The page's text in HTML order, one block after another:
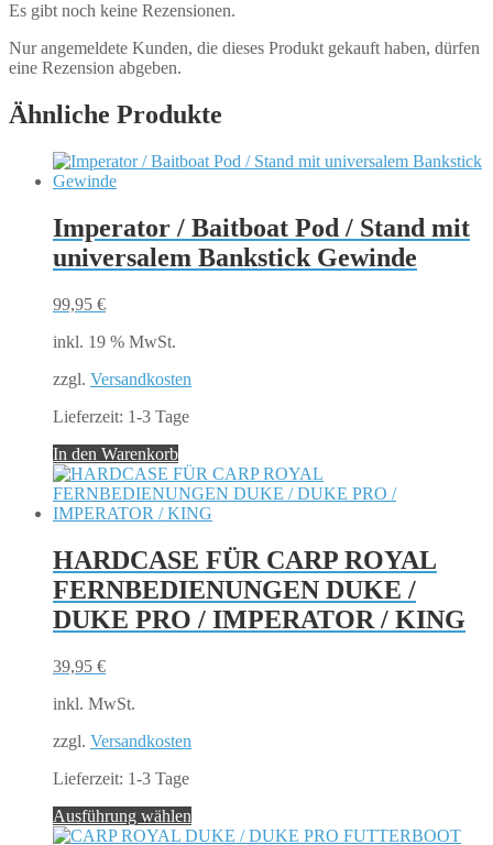
Es gibt noch keine Rezensionen.
Nur angemeldete Kunden, die dieses Produkt gekauft haben, dürfen
eine Rezension abgeben.
Ähnliche Produkte
Imperator / Baitboat Pod / Stand mit
universalem Bankstick Gewinde
99,95 €
inkl. 19 % MwSt.
zzgl. Versandkosten
Lieferzeit: 1-3 Tage
In den Warenkorb
HARDCASE FÜR CARP ROYAL
FERNBEDIENUNGEN DUKE /
DUKE PRO / IMPERATOR / KING
39,95 €
inkl. MwSt.
zzgl. Versandkosten
Lieferzeit: 1-3 Tage
Ausführung wählen
Produkt